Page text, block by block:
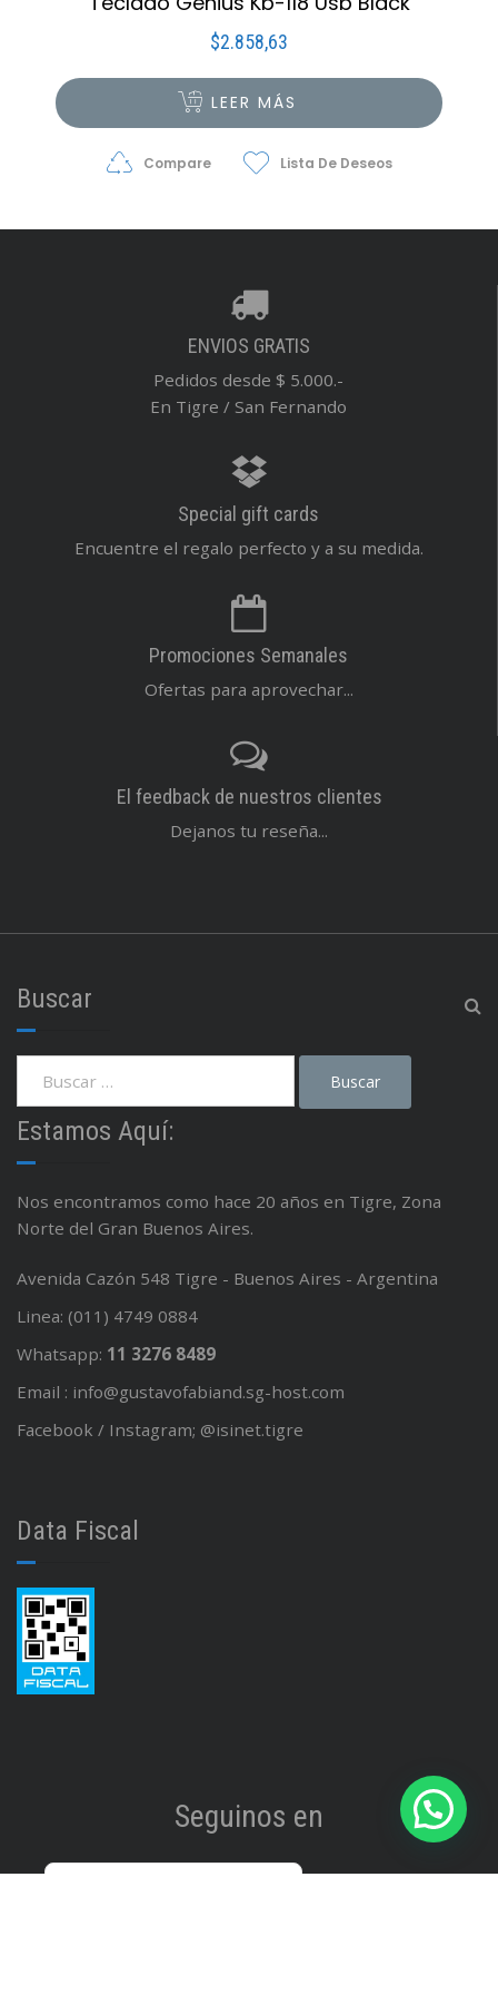
$2.858,63
LEER MÁS
Compare Lista De Deseos
ENVIOS GRATIS
Pedidos desde $ 5.000.-
En Tigre / San Fernando
Special gift cards
Encuentre el regalo perfecto y a su medida.
Promociones Semanales
Ofertas para aprovechar...
El feedback de nuestros clientes
Dejanos tu reseña...
Buscar
Estamos Aquí:
Nos encontramos como hace 20 años en Tigre, Zona
Norte del Gran Buenos Aires.
Avenida Cazón 548 Tigre - Buenos Aires - Argentina
Linea: (011) 4749 0884
Whatsapp: 11 3276 8489
Email : info@gustavofabiand.sg-host.com
Facebook / Instagram; @isinet.tigre
Data Fiscal
Seguinos en